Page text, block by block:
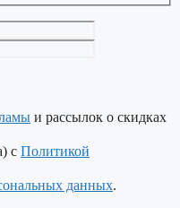
и рассылок о скидках
с Политикой
данных.